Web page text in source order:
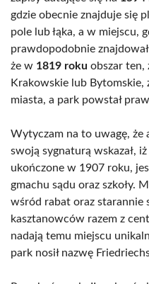
gdzie obecnie znajduje się
pole lub łąka, a w miejscu,
prawdopodobnie
że w 1819 roku obszar ten,
Krakowskie lub Bytomskie,
miasta, a park powstał
Wytyczam na to uwagę, że
swoją sygnaturą wskazał,
ukończone w 1907 roku,
gmachu sądu oraz szkoły.
wśród rabat oraz starannie
kasztanowców razem z
nadają temu miejscu
park nosił nazwę